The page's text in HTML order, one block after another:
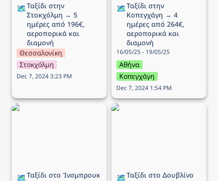
🗺️Ταξίδι στην
Στοκχόλμη → 5
ημέρες από 196€,
αεροπορικά και
διαμονή
Θεσσαλονίκη
Στοκχόλμη
Dec 7, 2024 3:23 PM
🗺️Ταξίδι στην
Κοπεγχάγη → 4
ημέρες από 264€,
αεροπορικά και
διαμονή
16/05/25 - 19/05/25
Αθήνα
Κοπεγχάγη
Dec 7, 2024 1:54 PM
Ταξίδι στo Ίνσμπρουκ →
🗺️Ταξίδι στo Ίνσμπρουκ
Ταξίδι στο Δουβλίνο → 5
🗺️Ταξίδι στο Δουβλίνο